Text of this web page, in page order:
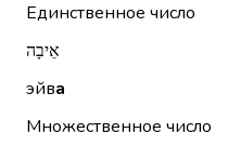
Единственное число
אֵיבָה
эйва
Множественное число